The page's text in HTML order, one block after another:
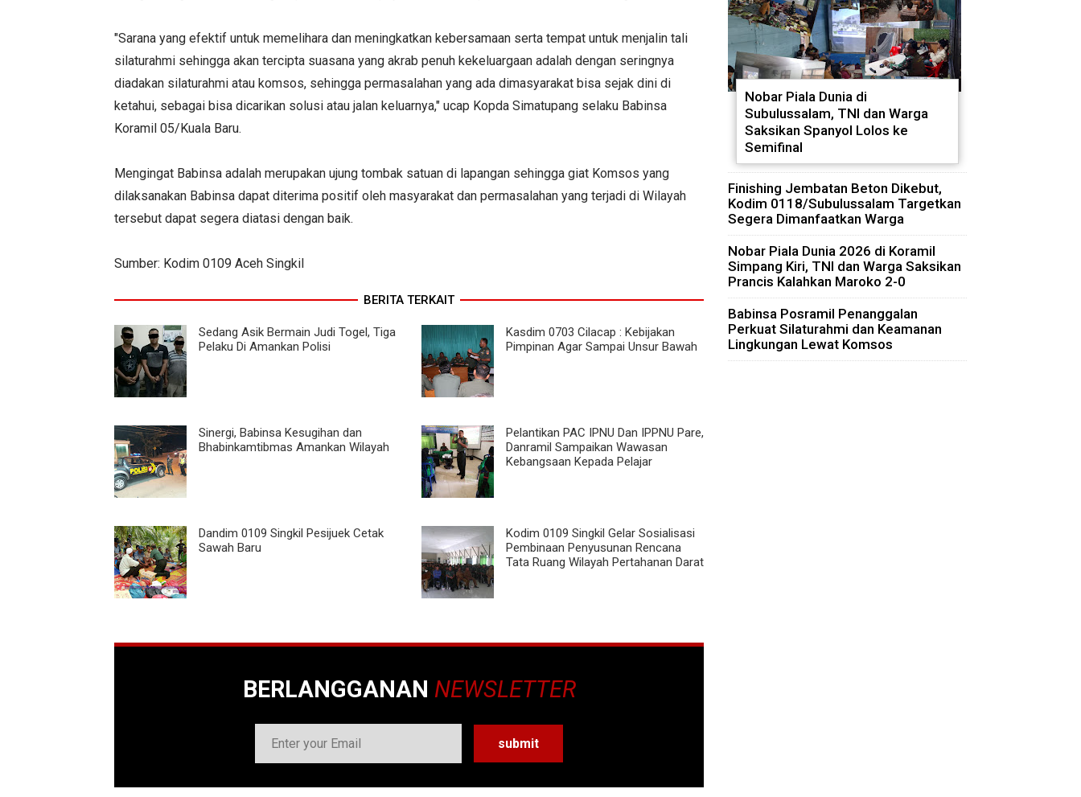
"Sarana yang efektif untuk memelihara dan meningkatkan kebersamaan serta tempat untuk menjalin tali
silaturahmi sehingga akan tercipta suasana yang akrab penuh kekeluargaan adalah dengan seringnya
diadakan silaturahmi atau komsos, sehingga permasalahan yang ada dimasyarakat bisa sejak dini di
ketahui, sebagai bisa dicarikan solusi atau jalan keluarnya," ucap Kopda Simatupang selaku Babinsa
Koramil 05/Kuala Baru.
Mengingat Babinsa adalah merupakan ujung tombak satuan di lapangan sehingga giat Komsos yang
dilaksanakan Babinsa dapat diterima positif oleh masyarakat dan permasalahan yang terjadi di Wilayah
tersebut dapat segera diatasi dengan baik.
Sumber: Kodim 0109 Aceh Singkil
BERITA TERKAIT
Sedang Asik Bermain Judi Togel, Tiga
Pelaku Di Amankan Polisi
Kasdim 0703 Cilacap : Kebijakan
Pimpinan Agar Sampai Unsur Bawah
Sinergi, Babinsa Kesugihan dan
Bhabinkamtibmas Amankan Wilayah
Pelantikan PAC IPNU Dan IPPNU Pare,
Danramil Sampaikan Wawasan
Kebangsaan Kepada Pelajar
Dandim 0109 Singkil Pesijuek Cetak
Sawah Baru
Kodim 0109 Singkil Gelar Sosialisasi
Pembinaan Penyusunan Rencana
Tata Ruang Wilayah Pertahanan Darat
BERLANGGANAN NEWSLETTER
Nobar Piala Dunia di
Subulussalam, TNI dan Warga
Saksikan Spanyol Lolos ke
Semifinal
Finishing Jembatan Beton Dikebut,
Kodim 0118/Subulussalam Targetkan
Segera Dimanfaatkan Warga
Nobar Piala Dunia 2026 di Koramil
Simpang Kiri, TNI dan Warga Saksikan
Prancis Kalahkan Maroko 2-0
Babinsa Posramil Penanggalan
Perkuat Silaturahmi dan Keamanan
Lingkungan Lewat Komsos